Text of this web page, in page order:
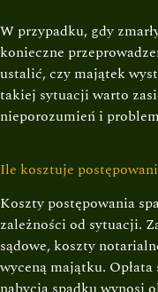
W przypadku, gdy
konieczne
ustalić, czy majątek
takiej sytuacji warto
nieporozumień i
Ile kosztuje
Koszty postępowania
zależności od sytuacji.
sądowe, koszty
wyceną majątku.